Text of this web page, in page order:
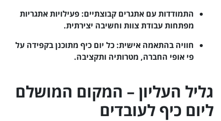
התמודדות עם אתגרים קבוצתיים: פעילויות אתגריות
מפתחות עבודת צוות וחשיבה יצירתית.
חוויה בהתאמה אישית: כל יום כיף מתוכנן בקפידה על
פי אופי החברה, מטרותיה ותקציבה.
גליל העליון – המקום המושלם
ליום כיף לעובדים